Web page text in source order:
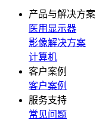
产品与解决方案
医用显示器
影像解决方案
计算机
客户案例
客户案例
服务支持
常见问题